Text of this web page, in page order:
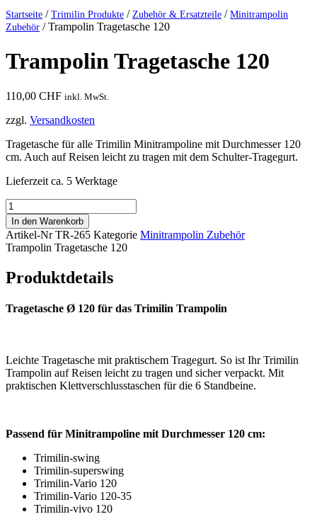
Startseite / Trimilin Produkte / Zubehör & Ersatzteile / Minitrampolin
Zubehör /Trampolin Tragetasche 120
Trampolin Tragetasche 120
110,00 CHF inkl. MwSt.
zzgl. Versandkosten
Tragetasche für alle Trimilin Minitrampoline mit Durchmesser 120
cm. Auch auf Reisen leicht zu tragen mit dem Schulter-Tragegurt.
Lieferzeit ca. 5 Werktage
Trampolin
Tragetasche
120
Menge
In den Warenkorb
Artikel-NrTR-265 Kategorie Minitrampolin Zubehör
Trampolin Tragetasche 120
Produktdetails
Tragetasche Ø 120 für das Trimilin Trampolin
Leichte Tragetasche mit praktischem Tragegurt. So ist Ihr Trimilin
Trampolin auf Reisen leicht zu tragen und sicher verpackt. Mit
praktischen Klettverschlusstaschen für die 6 Standbeine.
Passend für Minitrampoline mit Durchmesser 120 cm:
Trimilin-swing
Trimilin-superswing
Trimilin-Vario 120
Trimilin-Vario 120-35
Trimilin-vivo 120